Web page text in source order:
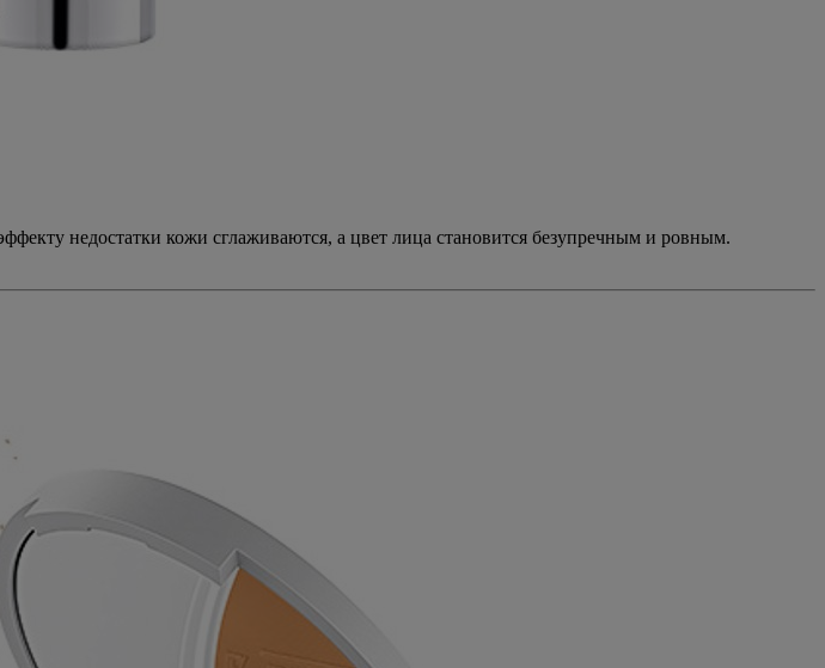
недостатки кожи сглаживаются, а цвет лица становится безупречным и ровным.